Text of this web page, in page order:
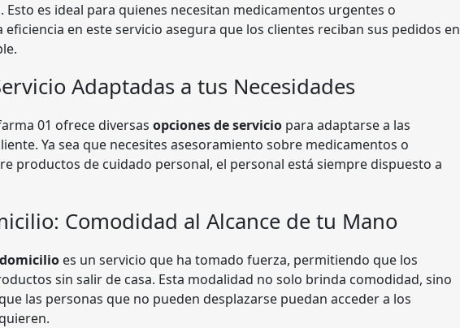
. Esto es ideal para quienes necesitan medicamentos urgentes o
eficiencia en este servicio asegura que los clientes reciban sus pedidos en
Adaptadas a tus Necesidades
01 ofrece diversas opciones de servicio para adaptarse a las
Ya sea que necesites asesoramiento sobre medicamentos o
productos de cuidado personal, el personal está siempre dispuesto a
Comodidad al Alcance de tu Mano
es un servicio que ha tomado fuerza, permitiendo que los
sin salir de casa. Esta modalidad no solo brinda comodidad, sino
las personas que no pueden desplazarse puedan acceder a los